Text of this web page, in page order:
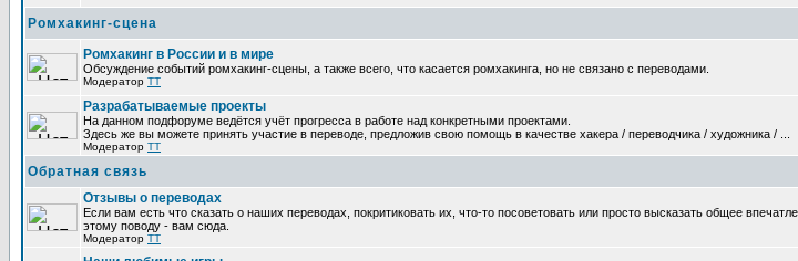
Ромхакинг-сцена
Ромхакинг в России и в мире
Обсуждение событий ромхакинг-сцены, а также всего, что касается ромхакинга, но не связано с переводами.
Модератор TT
Разрабатываемые проекты
На данном подфоруме ведётся учёт прогресса в работе над конкретными проектами.
Здесь же вы можете принять участие в переводе, предложив свою помощь в качестве хакера / переводчика / художника / ...
Модератор TT
Обратная связь
Отзывы о переводах
Если вам есть что сказать о наших переводах, покритиковать их, что-то посоветовать или просто высказать общее
этому поводу - вам сюда.
Модератор TT